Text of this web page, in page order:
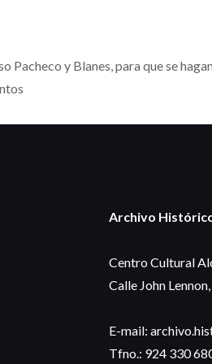
Pacheco y Blanes, para que se
Archivo
Centro Cultural
Calle John
E-mail:
Tfno.: 924 330